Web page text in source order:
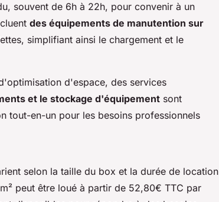
souvent de 6h à 22h, pour convenir à un
des équipements de manutention sur
simplifiant ainsi le chargement et le
d'espace, des services
et le stockage d'équipement sont
tout-en-un pour les besoins professionnels
selon la taille du box et la durée de location
peut être loué à partir de 52,80€ TTC par